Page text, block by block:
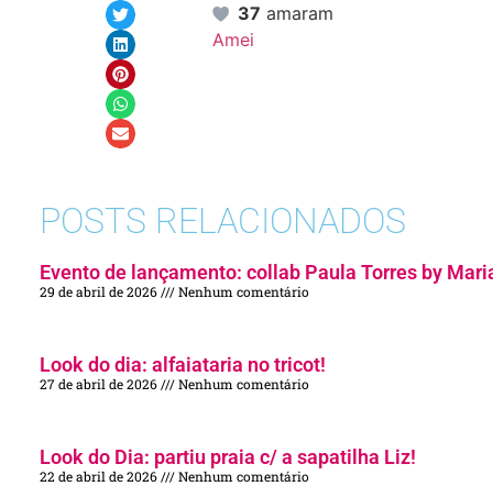
37 amaram
Amei
POSTS RELACIONADOS
Evento de lançamento: collab Paula Torres by
29 de abril de 2026 Nenhum comentário
Look do dia: alfaiataria no tricot!
27 de abril de 2026 Nenhum comentário
Look do Dia: partiu praia c/ a sapatilha Liz!
22 de abril de 2026 Nenhum comentário